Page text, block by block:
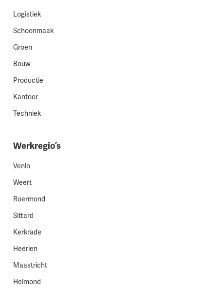
Logistiek
Schoonmaak
Groen
Bouw
Productie
Kantoor
Techniek
Werkregio’s
Venlo
Weert
Roermond
Sittard
Kerkrade
Heerlen
Maastricht
Helmond